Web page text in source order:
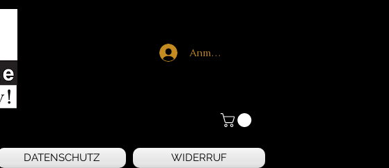
Anmelden
DATENSCHUTZ WIDERRUF